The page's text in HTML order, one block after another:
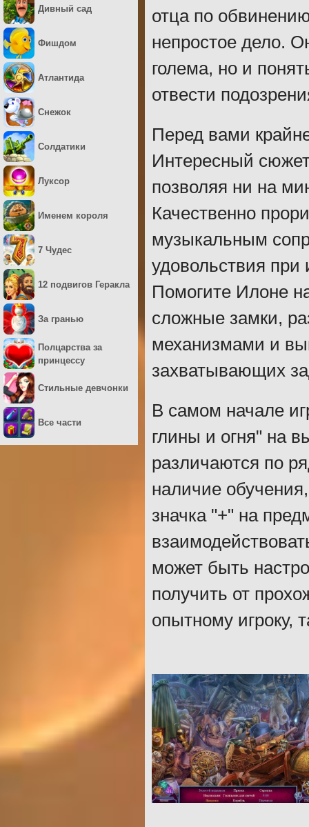
отца по
непростое дело.
голема, но и
отвести
Перед вами
Интересный
позволяя ни на
Качественно
музыкальным
удовольствия при
Помогите Илоне
сложные замки,
механизмами и
захватывающих
В самом начале
глины и огня" на
различаются по
наличие
значка "+" на
может быть
получить от
опытному игроку,
Дивный сад
Фишдом
Атлантида
Снежок
Солдатики
Луксор
Именем короля
7 Чудес
12 подвигов Геракла
За гранью
Полцарства за
принцессу
Стильные девчонки
Все части